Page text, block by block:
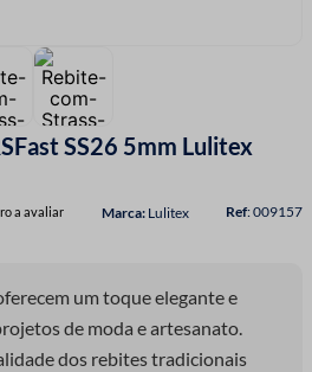
SS26 5mm Lulitex
a avaliar Lulitex :009157
um toque elegante e
de moda e artesanato.
dos rebites tradicionais